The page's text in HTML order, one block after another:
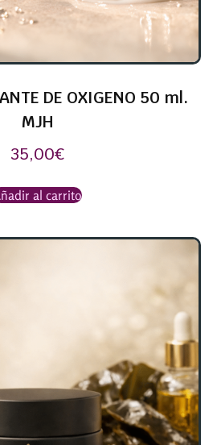
DE OXIGENO 50 ml.
MJH
35,00€
al carrito